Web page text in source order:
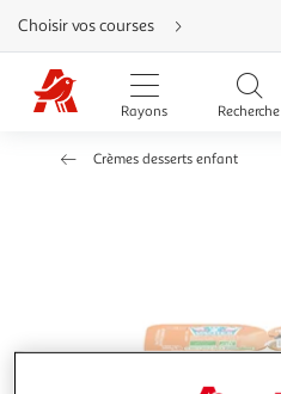
Aller
directement
au
contenu
Aller
directement
Aller
Choisir vos courses
Rayons Recherche
Crèmes desserts enfant